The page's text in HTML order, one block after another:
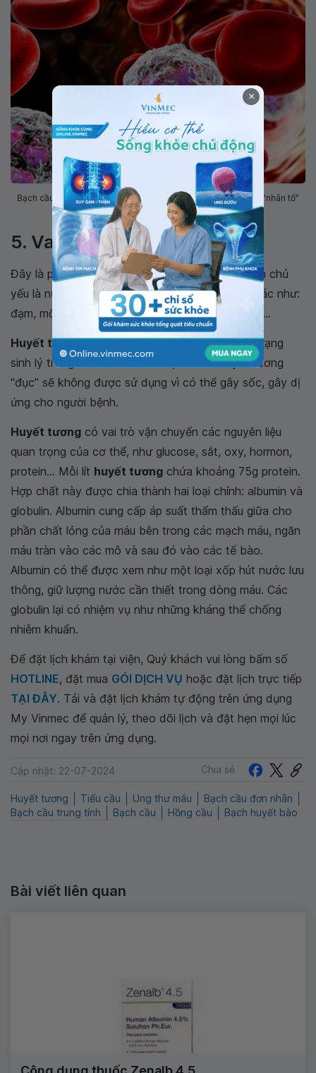
Bạch cầu bảo vệ cơ thể bằng cách phát hiện và tiêu diệt các "nhân tố”
gây bệnh
5. Vai trò của huyết tương
Đây là phần dung dịch, có màu vàng, thành phần chủ
yếu là nước; ngoài ra còn còn có thành phần khác như:
đạm, mỡ, đường, vitamin, muối khoáng, các men...
Huyết tươngthay đổi thường xuyên theo tình trạng
sinh lý trong cơ thể. Nếu đơn vị máu có huyết tương
"đục” sẽ không được sử dụng vì có thể gây sốc, gây dị
ứng cho người bệnh.
Huyết tương có vai trò vận chuyển các nguyên liệu
quan trọng của cơ thể, như glucose, sắt, oxy, hormon,
protein... Mỗi lít huyết tương chứa khoảng 75g protein.
Hợp chất này được chia thành hai loại chính: albumin và
globulin. Albumin cung cấp áp suất thẩm thấu giữa cho
phần chất lỏng của máu bên trong các mạch máu, ngăn
máu tràn vào các mô và sau đó vào các tế bào.
Albumin có thể được xem như một loại xốp hút nước lưu
thông, giữ lượng nước cần thiết trong dòng máu. Các
globulin lại có nhiệm vụ như những kháng thể chống
nhiễm khuẩn.
Để đặt lịch khám tại viện, Quý khách vui lòng bấm số
HOTLINE, đặt mua GÓI DỊCH VỤ hoặc đặt lịch trực tiếp
TẠI ĐÂY. Tải và đặt lịch khám tự động trên ứng dụng
My Vinmec để quản lý, theo dõi lịch và đặt hẹn mọi lúc
mọi nơi ngay trên ứng dụng.
Cập nhật: 22-07-2024 Chia sẻ
Huyết tương Tiểu cầu Ung thư máu
Bạch cầu đơn nhân
Bạch cầu trung tính
Bạch cầu Hồng cầu Bạch huyết bào
Bài viết liên quan
×